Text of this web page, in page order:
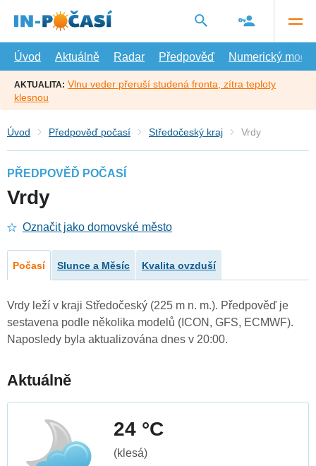
hlavní
Úvod
Aktuálně Radar Předpověď Numerický model
AKTUALITA: Vlnu veder přeruší studená fronta, zítra teploty
klesnou
Úvod Předpověď počasí Středočeský kraj Vrdy
PŘEDPOVĚĎ POČASÍ
Vrdy
Označit jako domovské město
Počasí Slunce a Měsíc Kvalita ovzduší
Vrdy leží v kraji Středočeský (225 m n. m.). Předpověď je
sestavena podle několika modelů (ICON, GFS, ECMWF).
Naposledy byla aktualizována dnes v 20:00.
Aktuálně
24 °C
(klesá)